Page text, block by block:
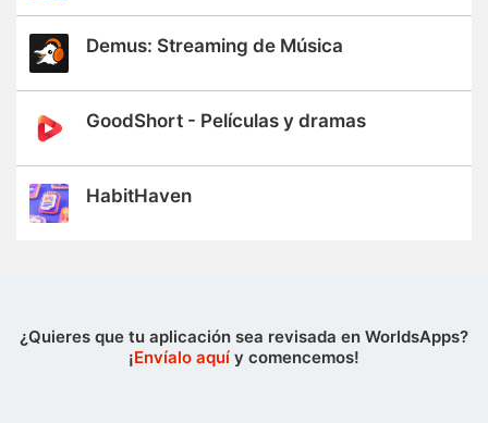
Demus: Streaming de Música
GoodShort - Películas y dramas
HabitHaven
¿Quieres que tu aplicación sea revisada en WorldsApps?
¡Envíalo aquí y comencemos!